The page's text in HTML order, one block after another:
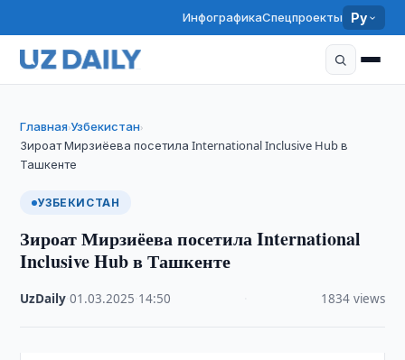
ИнфографикаСпецпроекты Ру
Главная›Узбекистан›
Зироат Мирзиёева посетила International Inclusive Hub в
Ташкенте
УЗБЕКИСТАН
Зироат Мирзиёева посетила International
Inclusive Hub в Ташкенте
UzDaily ·01.03.2025 14:50 1834 views